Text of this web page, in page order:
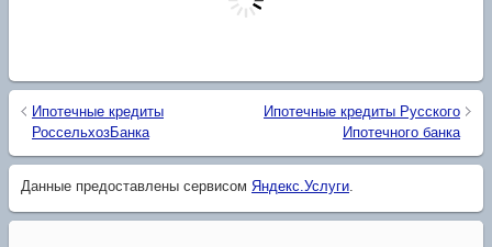
Ипотечные кредиты
РоссельхозБанка
Ипотечные кредиты Русского
Ипотечного банка
Данные предоставлены сервисом Яндекс.Услуги.